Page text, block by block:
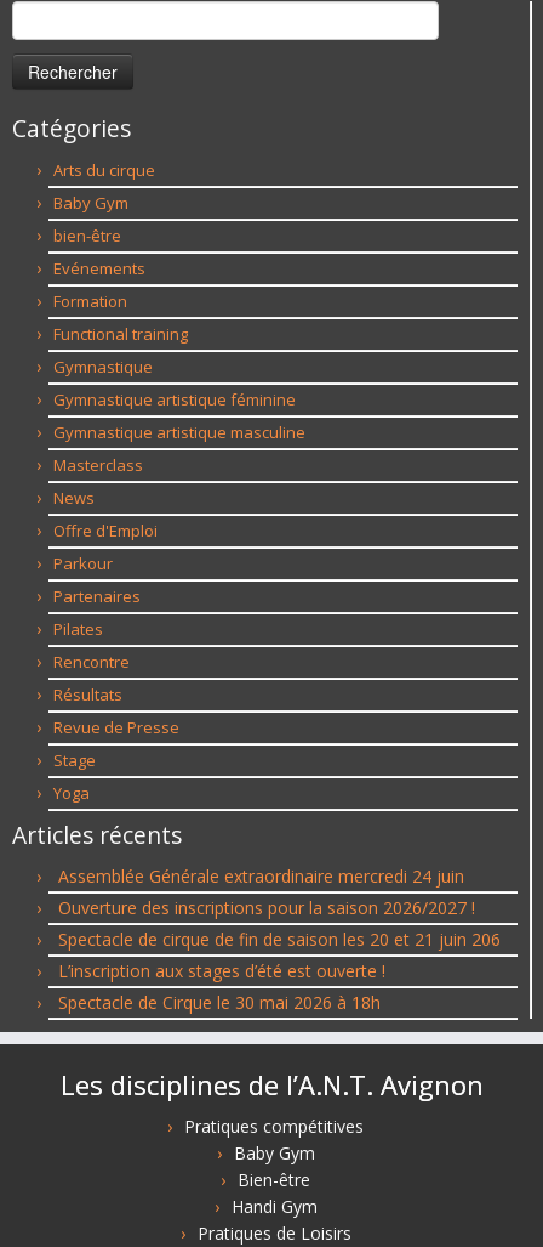
Rechercher :
Catégories
Arts du cirque
Baby Gym
bien-être
Evénements
Formation
Functional training
Gymnastique
Gymnastique artistique féminine
Gymnastique artistique masculine
Masterclass
News
Offre d'Emploi
Parkour
Partenaires
Pilates
Rencontre
Résultats
Revue de Presse
Stage
Yoga
Articles récents
Assemblée Générale extraordinaire mercredi 24 juin
Ouverture des inscriptions pour la saison 2026/2027 !
Spectacle de cirque de fin de saison les 20 et 21 juin 206
L’inscription aux stages d’été est ouverte !
Spectacle de Cirque le 30 mai 2026 à 18h
Les disciplines de l’A.N.T. Avignon
Pratiques compétitives
Baby Gym
Bien-être
Handi Gym
Pratiques de Loisirs